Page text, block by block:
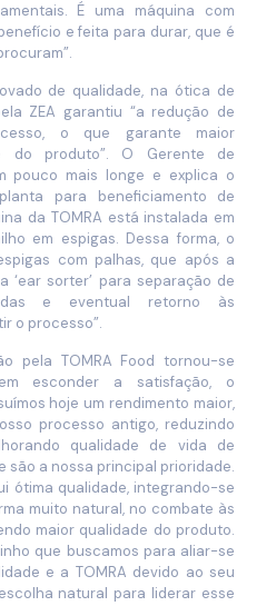
É uma máquina com
e feita para durar, que é
de qualidade, na ótica de
ZEA garantiu “a redução de
o que garante maior
do produto”. O Gerente de
pouco mais longe e explica o
para beneficiamento de
da TOMRA está instalada em
em espigas. Dessa forma, o
com palhas, que após a
‘ear sorter’ para separação de
e eventual retorno às
o processo”.
pela TOMRA Food tornou-se
esconder a satisfação, o
hoje um rendimento maior,
processo antigo, reduzindo
qualidade de vida de
são a nossa principal prioridade.
ótima qualidade, integrando-se
muito natural, no combate às
maior qualidade do produto.
que buscamos para aliar-se
e a TOMRA devido ao seu
natural para liderar esse